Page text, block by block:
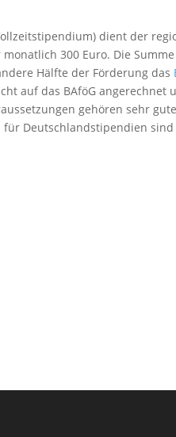
dient der
300 Euro. Die
Hälfte der Förderung das
auf das BAföG angerechnet
gehören sehr
für Deutschlandstipendien